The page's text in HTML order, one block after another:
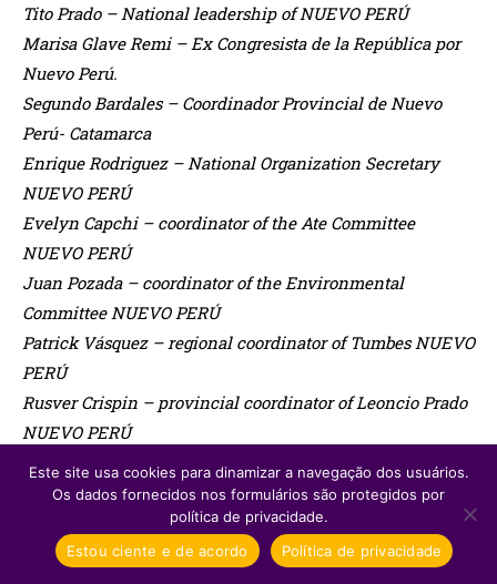
Tito Prado – National leadership of NUEVO PERÚ
Marisa Glave Remi – Ex Congresista de la República por
Nuevo Perú.
Segundo Bardales – Coordinador Provincial de Nuevo
Perú- Catamarca
Enrique Rodriguez – National Organization Secretary
NUEVO PERÚ
Evelyn Capchi – coordinator of the Ate Committee
NUEVO PERÚ
Juan Pozada – coordinator of the Environmental
Committee NUEVO PERÚ
Patrick Vásquez – regional coordinator of Tumbes NUEVO
PERÚ
Rusver Crispin – provincial coordinator of Leoncio Prado
NUEVO PERÚ
David Arriaga – regional coordinator of Tacna NUEVO
PERÚ
David Rojas Paico – provincial coordinator of Huaura
NUEVO PERÚ
Este site usa cookies para dinamizar a navegação dos usuários.
Os dados fornecidos nos formulários são protegidos por
política de privacidade.
Estou ciente e de acordo
Política de privacidade